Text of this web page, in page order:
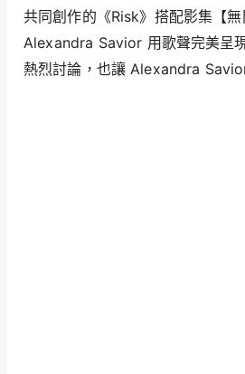
共同創作的《Risk》搭配影集【無
Alexandra Savior 用歌聲完美呈
熱烈討論，也讓 Alexandra